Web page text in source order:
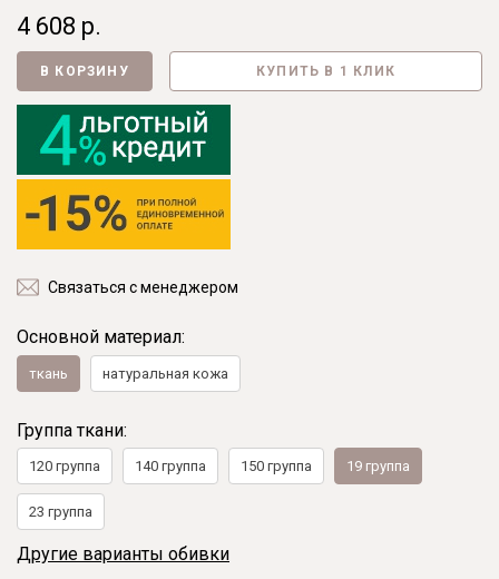
4 608 р.
В КОРЗИНУ КУПИТЬ В 1 КЛИК
Связаться с менеджером
Основной материал:
ткань натуральная кожа
Группа ткани:
120 группа 140 группа 150 группа 19 группа
23 группа
Другие варианты обивки